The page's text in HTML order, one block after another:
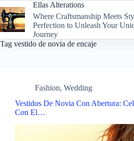
to
content
Ellas Alterations
Where Craftsmanship Meets
Perfection to Unleash Your
Journey
Tag vestido de novia de encaje
Fashion, Wedding
Vestidos De Novia Con Abertura:
Con El…